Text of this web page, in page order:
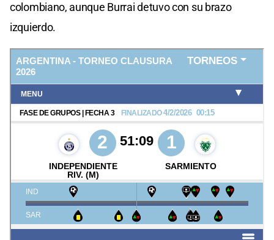
colombiano, aunque Burrai detuvo con su brazo
izquierdo.